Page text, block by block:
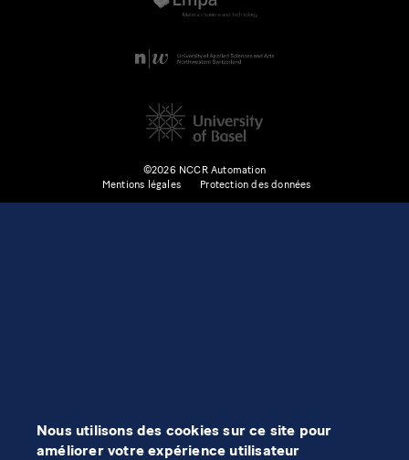
©2026 NCCR Automation
Mentions légales
Protection des données
Nous utilisons des cookies sur ce site pour
améliorer votre expérience utilisateur